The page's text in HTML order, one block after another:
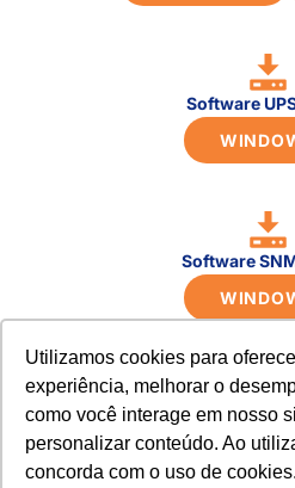
Utilizamos cookies para
experiência, melhorar o
como você interage em nosso
personalizar conteúdo. Ao
concorda com o uso de cookies.
Software
Software